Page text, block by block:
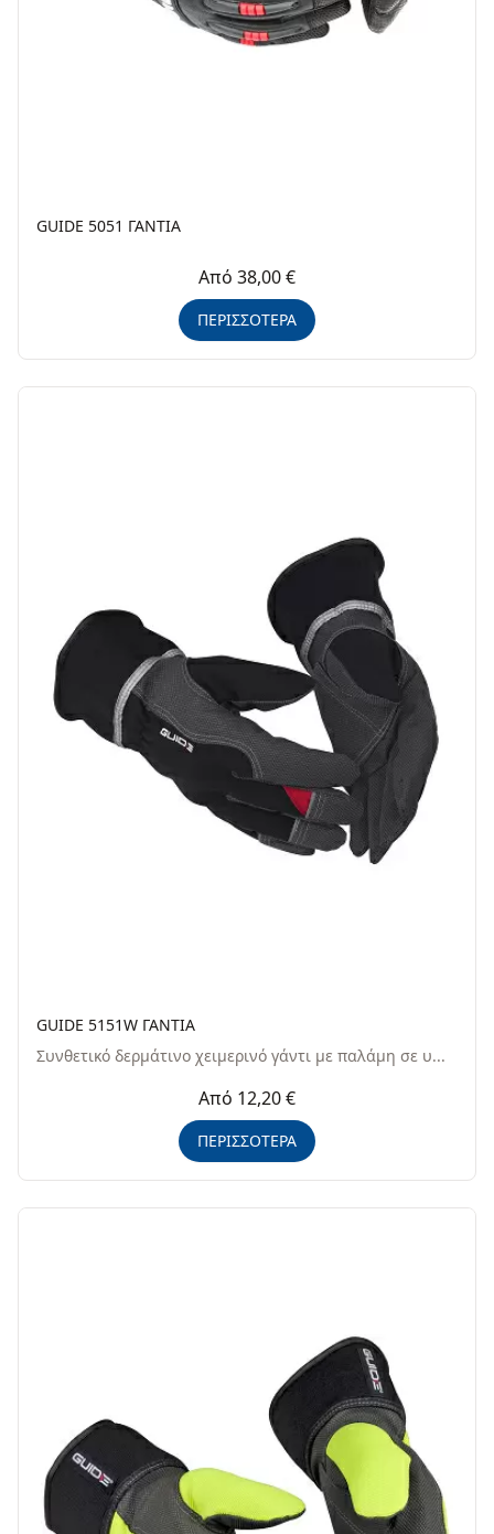
GUIDE 5051 ΓΑΝΤΙΑ
Από 38,00 €
ΠΕΡΙΣΣΟΤΕΡΑ
GUIDE 5151W ΓΑΝΤΙΑ
Συνθετικό δερμάτινο χειμερινό γάντι με παλάμη σε υ...
Από 12,20 €
ΠΕΡΙΣΣΟΤΕΡΑ